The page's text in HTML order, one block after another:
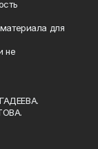
для
не